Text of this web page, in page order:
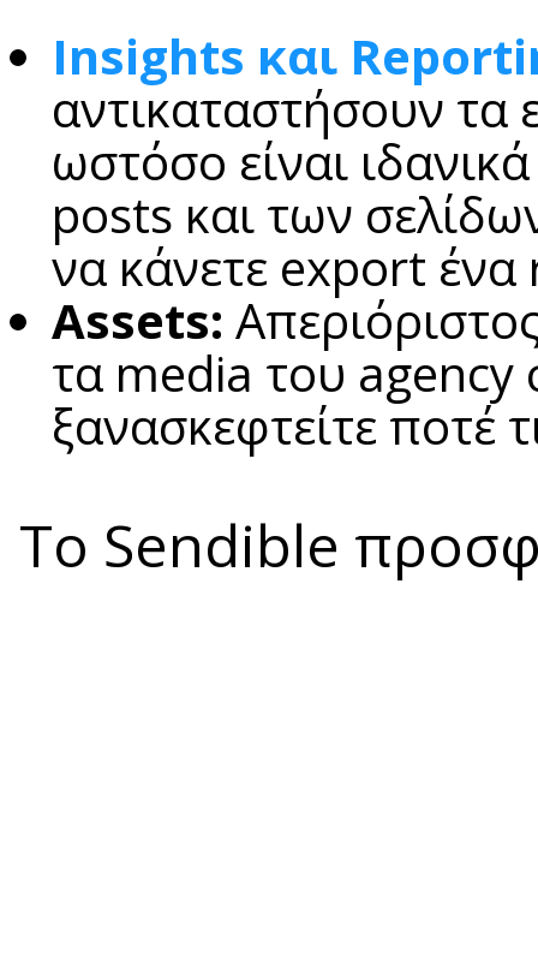
Insights και
αντικαταστήσουν τα
ωστόσο είναι
posts και των
να κάνετε export
Assets:
τα media του agency
ξανασκεφτείτε ποτέ
To Sendible